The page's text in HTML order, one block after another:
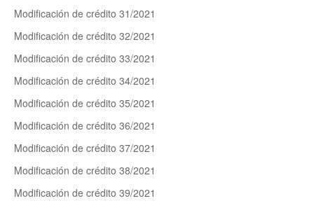
Modificación de crédito 31/2021
Modificación de crédito 32/2021
Modificación de crédito 33/2021
Modificación de crédito 34/2021
Modificación de crédito 35/2021
Modificación de crédito 36/2021
Modificación de crédito 37/2021
Modificación de crédito 38/2021
Modificación de crédito 39/2021